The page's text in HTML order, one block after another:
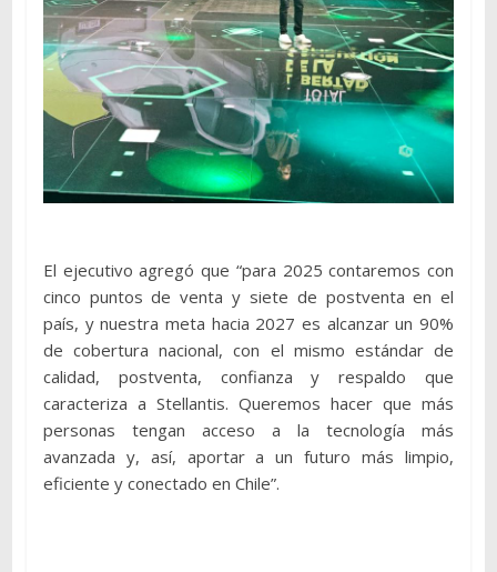
El ejecutivo agregó que “para 2025 contaremos con
cinco puntos de venta y siete de postventa en el
país, y nuestra meta hacia 2027 es alcanzar un 90%
de cobertura nacional, con el mismo estándar de
calidad, postventa, confianza y respaldo que
caracteriza a Stellantis. Queremos hacer que más
personas tengan acceso a la tecnología más
avanzada y, así, aportar a un futuro más limpio,
eficiente y conectado en Chile”.